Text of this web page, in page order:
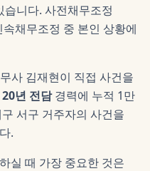
니다. 사전채무조정
채무조정 중 본인 상황에
사 김재현이 직접 사건을
20년 전담경력에 누적 1만
서구 거주자의 사건을
.
실 때 가장 중요한 것은